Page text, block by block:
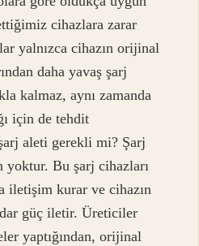
cihazlara zarar
yalnızca cihazın orijinal
daha yavaş şarj
kalmaz, aynı zamanda
için de tehdit
aleti gerekli mi? Şarj
yoktur. Bu şarj cihazları
iletişim kurar ve cihazın
güç iletir. Üreticiler
yaptığından, orijinal